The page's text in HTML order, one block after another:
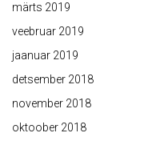
märts 2019
veebruar 2019
jaanuar 2019
detsember 2018
november 2018
oktoober 2018